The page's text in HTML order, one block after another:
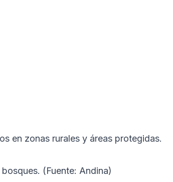
en zonas rurales y áreas protegidas.
(Fuente: Andina)